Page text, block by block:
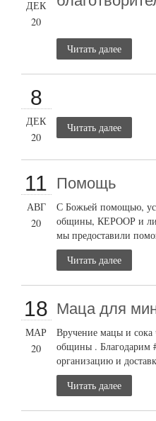
ДЕК
20
Читать далее
8
ДЕК
20
Читать далее
11
АВГ
20
Помощь
С Божьей помощью,
общины, КЕРООР и
мы предоставили
Читать далее
18
МАР
20
Маца для
Вручение мацы и
общины . Благодарим
организацию и
Читать далее